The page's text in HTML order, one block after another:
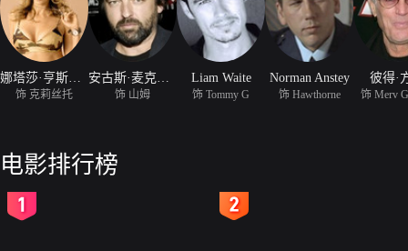
饰 克莉丝托 饰 山姆
Liam Waite
饰 Tommy G
Norman Anstey
饰 Hawthorne
彼得·
饰 Merv
电影排行榜